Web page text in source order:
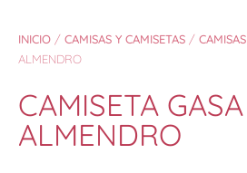
INICIO / CAMISAS Y CAMISETAS / CAMISAS
ALMENDRO
CAMISETA GASA
ALMENDRO